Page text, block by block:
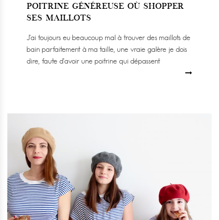
POITRINE GÉNÉREUSE OÙ SHOPPER
SES MAILLOTS
J’ai toujours eu beaucoup mal à trouver des maillots de
bain parfaitement à ma taille, une vraie galère je dois
dire, faute d’avoir une poitrine qui dépassent